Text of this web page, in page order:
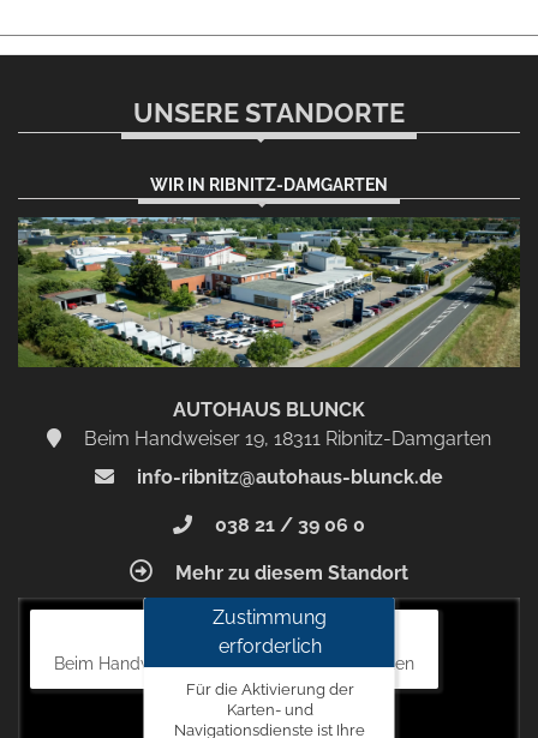
UNSERE STANDORTE
WIR IN RIBNITZ-DAMGARTEN
AUTOHAUS BLUNCK
Beim Handweiser 19, 18311 Ribnitz-Damgarten
info-ribnitz@autohaus-blunck.de
038 21 / 39 06 0
Mehr zu diesem Standort
Autohaus Blunck
Beim Handweiser 19, 18311 Ribnitz-Damgarten
Zustimmung
erforderlich
Für die Aktivierung der
Karten- und
Navigationsdienste ist Ihre